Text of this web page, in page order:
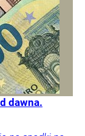
dawna.